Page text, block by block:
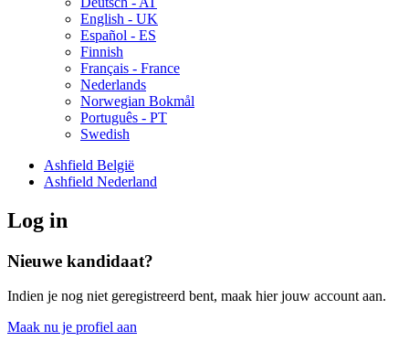
English - UK
Español - ES
Finnish
Français - France
Nederlands
Norwegian Bokmål
Português - PT
Swedish
Ashfield België
Ashfield Nederland
Log in
Nieuwe kandidaat?
Indien je nog niet geregistreerd bent, maak hier jouw account aan.
Maak nu je profiel aan